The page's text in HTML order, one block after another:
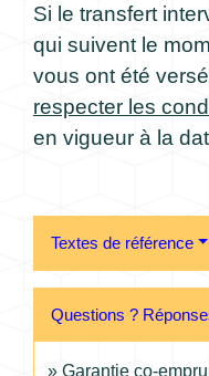
Si le transfert
qui suivent le
vous ont été
respecter les
en vigueur à la
Textes de référence
Questions ?
Garantie co-